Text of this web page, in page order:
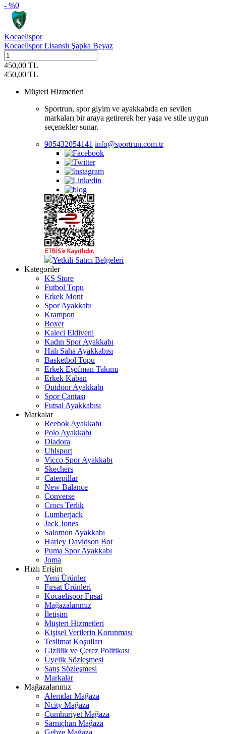
- %0
Kocaelispor
Kocaelispor Lisanslı Şapka Beyaz
450,00 TL
450,00 TL
Müşteri Hizmetleri
Sportrun, spor giyim ve ayakkabıda en sevilen
markaları bir araya getirerek her yaşa ve stile uygun
seçenekler sunar.
905432054141 info@sportrun.com.tr
Yetkili Satıcı Belgeleri
Kategoriler
KS Store
Futbol Topu
Erkek Mont
Spor Ayakkabı
Krampon
Boxer
Kaleci Eldiveni
Kadın Spor Ayakkabı
Halı Saha Ayakkabısı
Basketbol Topu
Erkek Eşofman Takımı
Erkek Kaban
Outdoor Ayakkabı
Spor Çantası
Futsal Ayakkabısı
Markalar
Reebok Ayakkabı
Polo Ayakkabı
Diadora
Uhlsport
Vicco Spor Ayakkabı
Skechers
Caterpillar
New Balance
Converse
Crocs Terlik
Lumberjack
Jack Jones
Salomon Ayakkabı
Harley Davidson Bot
Puma Spor Ayakkabı
Joma
Hızlı Erişim
Yeni Ürünler
Fırsat Ürünleri
Kocaelispor Fırsat
Mağazalarımız
İletişim
Müşteri Hizmetleri
Kişisel Verilerin Korunması
Teslimat Koşulları
Gizlilik ve Çerez Politikası
Üyelik Sözleşmesi
Satış Sözleşmesi
Markalar
Mağazalarımız
Alemdar Mağaza
Ncity Mağaza
Cumhuriyet Mağaza
Sarnıçhan Mağaza
Gebze Mağaza